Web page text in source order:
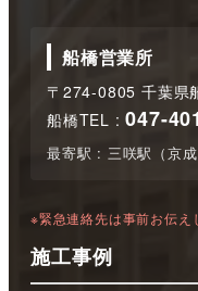
船橋営業所
〒274-0805 千葉県
船橋TEL :047-
最寄駅 : 三咲駅（京成
※緊急連絡先は事前お伝え
施工事例